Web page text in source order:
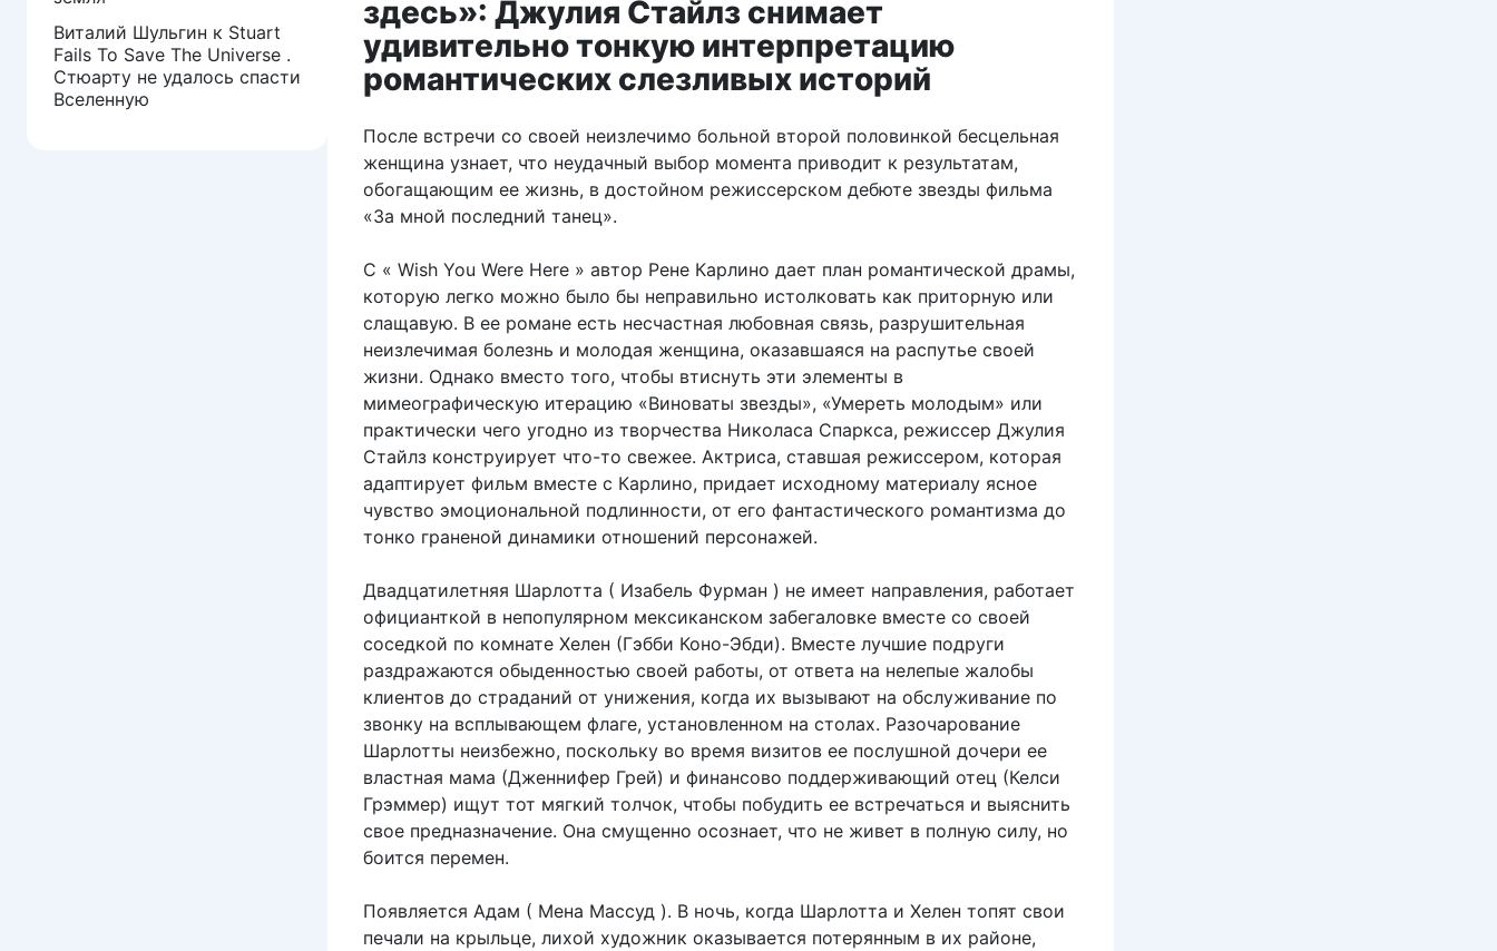
здесь»: Джулия Стайлз снимает
удивительно тонкую интерпретацию
романтических слезливых историй
После встречи со своей неизлечимо больной второй половинкой бесцельная
женщина узнает, что неудачный выбор момента приводит к результатам,
обогащающим ее жизнь, в достойном режиссерском дебюте звезды фильма
«За мной последний танец».
С « Wish You Were Here » автор Рене Карлино дает план романтической драмы,
которую легко можно было бы неправильно истолковать как приторную или
слащавую. В ее романе есть несчастная любовная связь, разрушительная
неизлечимая болезнь и молодая женщина, оказавшаяся на распутье своей
жизни. Однако вместо того, чтобы втиснуть эти элементы в
мимеографическую итерацию «Виноваты звезды», «Умереть молодым» или
практически чего угодно из творчества Николаса Спаркса, режиссер Джулия
Стайлз конструирует что-то свежее. Актриса, ставшая режиссером, которая
адаптирует фильм вместе с Карлино, придает исходному материалу ясное
чувство эмоциональной подлинности, от его фантастического романтизма до
тонко граненой динамики отношений персонажей.
Двадцатилетняя Шарлотта ( Изабель Фурман ) не имеет направления, работает
официанткой в ​​непопулярном мексиканском забегаловке вместе со своей
соседкой по комнате Хелен (Гэбби Коно-Эбди). Вместе лучшие подруги
раздражаются обыденностью своей работы, от ответа на нелепые жалобы
клиентов до страданий от унижения, когда их вызывают на обслуживание по
звонку на всплывающем флаге, установленном на столах. Разочарование
Шарлотты неизбежно, поскольку во время визитов ее послушной дочери ее
властная мама (Дженнифер Грей) и финансово поддерживающий отец (Келси
Грэммер) ищут тот мягкий толчок, чтобы побудить ее встречаться и выяснить
свое предназначение. Она смущенно осознает, что не живет в полную силу, но
боится перемен.
Появляется Адам ( Мена Массуд ). В ночь, когда Шарлотта и Хелен топят свои
печали на крыльце, лихой художник оказывается потерянным в их районе,
Виталий Шульгин к Stuart
Fails To Save The Universe .
Стюарту не удалось спасти
Вселенную